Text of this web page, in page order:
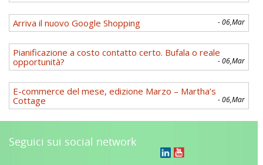
Arriva il nuovo Google Shopping - 06,Mar
Pianificazione a costo contatto certo. Bufala o reale
opportunità?
- 06,Mar
E-commerce del mese, edizione Marzo – Martha’s
Cottage
- 06,Mar
Seguici sui social network